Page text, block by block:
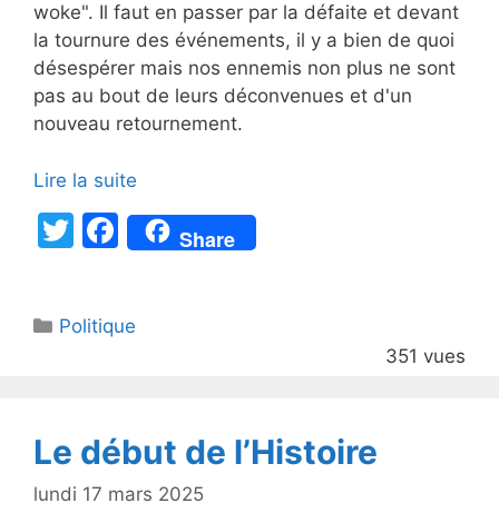
woke". Il faut en passer par la défaite et devant
la tournure des événements, il y a bien de quoi
désespérer mais nos ennemis non plus ne sont
pas au bout de leurs déconvenues et d'un
nouveau retournement.
Lire la suite
T
er
F
a
e
o
k
Share
Catégories
Politique
351 vues
Le début de l’Histoire
lundi 17 mars 2025